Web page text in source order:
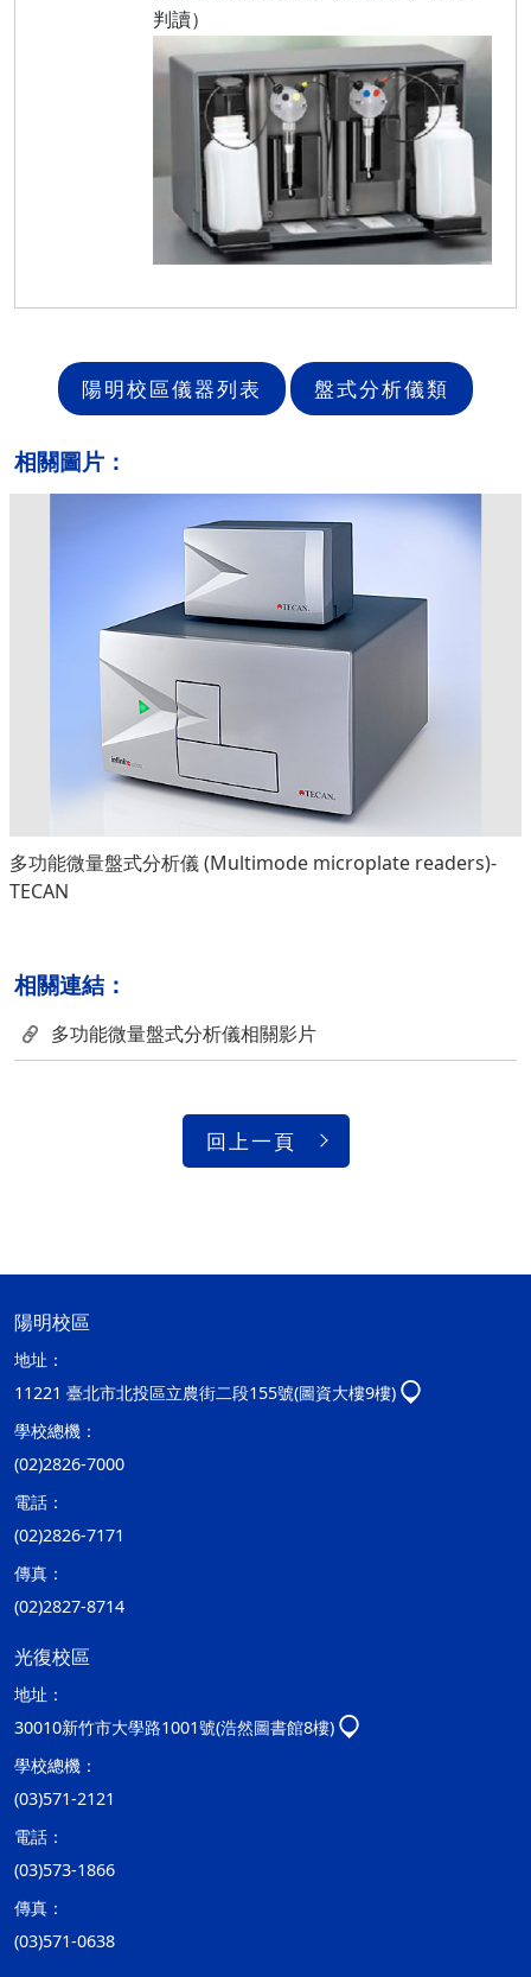
判讀）
陽明校區儀器列表 盤式分析儀類
相關圖片：
多功能微量盤式分析儀 (Multimode microplate readers)-
TECAN
相關連結：
多功能微量盤式分析儀相關影片
回上一頁
陽明校區
地址：
11221 臺北市北投區立農街二段155號(圖資大樓9樓)
學校總機：
(02)2826-7000
電話：
(02)2826-7171
傳真：
(02)2827-8714
光復校區
地址：
30010新竹市大學路1001號(浩然圖書館8樓)
學校總機：
(03)571-2121
電話：
(03)573-1866
傳真：
(03)571-0638